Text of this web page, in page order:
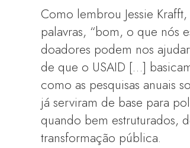
Como lembrou Jessie
palavras, “bom, o que nós
doadores podem nos
de que o USAID […]
como as pesquisas anuais
já serviram de base para
quando bem estruturados,
transformação pública.